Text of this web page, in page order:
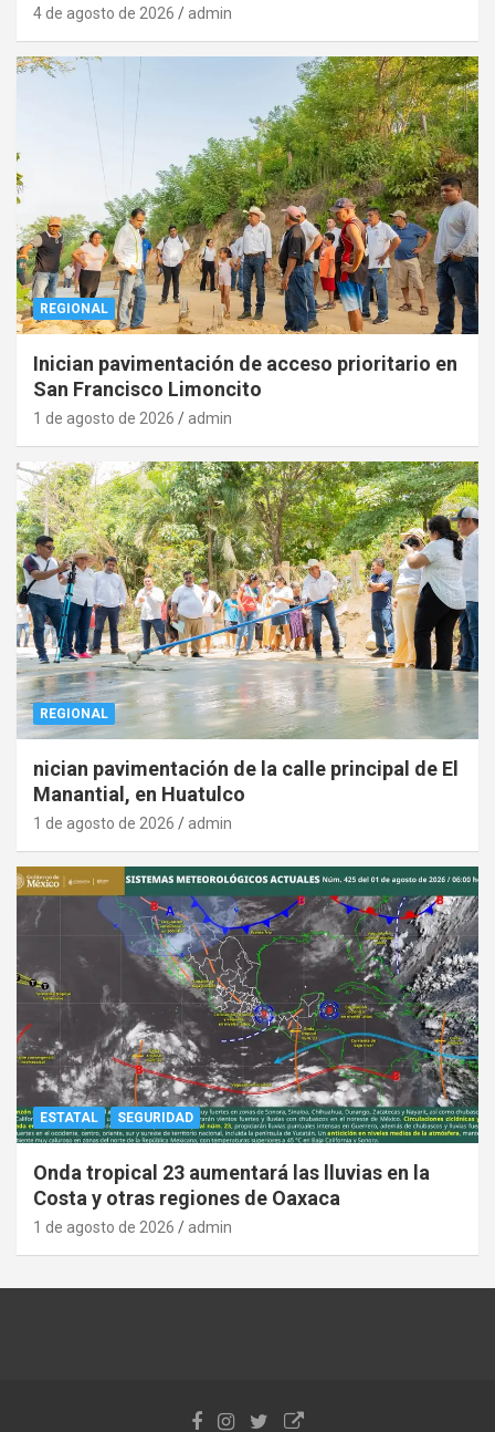
4 de agosto de 2026 admin
REGIONAL
Inician pavimentación de acceso prioritario en
San Francisco Limoncito
1 de agosto de 2026 admin
REGIONAL
nician pavimentación de la calle principal de El
Manantial, en Huatulco
1 de agosto de 2026 admin
ESTATAL SEGURIDAD
Onda tropical 23 aumentará las lluvias en la
Costa y otras regiones de Oaxaca
1 de agosto de 2026 admin